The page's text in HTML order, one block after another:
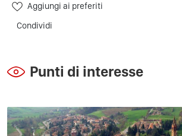
Aggiungi ai preferiti
Condividi
Punti di interesse